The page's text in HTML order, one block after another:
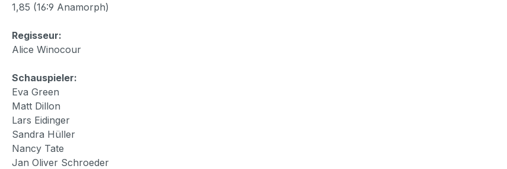
1,85 (16:9 Anamorph)
Regisseur:
Alice Winocour
Schauspieler:
Eva Green
Matt Dillon
Lars Eidinger
Sandra Hüller
Nancy Tate
Jan Oliver Schroeder